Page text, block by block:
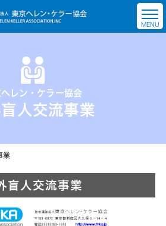
ヘレン・ケラー協会
人交流事業
業
盲人交流事業